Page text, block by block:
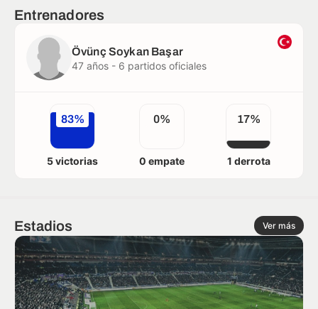
Entrenadores
Övünç Soykan Başar
47 años - 6 partidos oficiales
83%
5 victorias
0%
0 empate
17%
1 derrota
Estadios Ver más